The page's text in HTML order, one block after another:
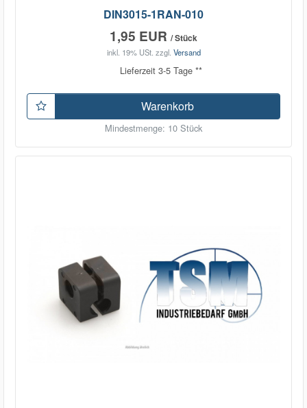
DIN3015-1RAN-010
1,95 EUR / Stück
inkl. 19% USt. zzgl. Versand
Lieferzeit 3-5 Tage **
Warenkorb
Mindestmenge: 10 Stück